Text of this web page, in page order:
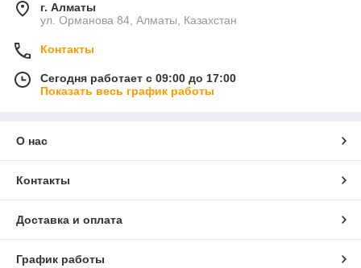
г. Алматы
ул. Орманова 84, Алматы, Казахстан
Контакты
Сегодня работает с 09:00 до 17:00
Показать весь график работы
О нас
Контакты
Доставка и оплата
График работы